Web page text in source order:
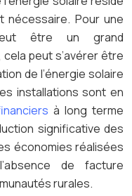
nécessaire. Pour une
être un grand
peut s’avérer être
de l’énergie solaire
installations sont en
à long terme
significative des
économies réalisées
de facture
rurales.